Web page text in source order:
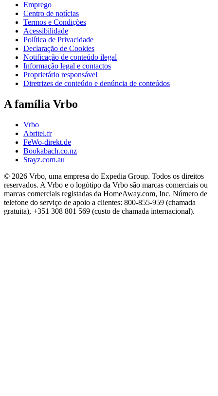
Emprego
Centro de notícias
Termos e Condições
Acessibilidade
Política de Privacidade
Declaração de Cookies
Notificação de conteúdo ilegal
Informação legal e contactos
Proprietário responsável
Diretrizes de conteúdo e denúncia de conteúdos
A família Vrbo
Vrbo
Abritel.fr
FeWo-direkt.de
Bookabach.co.nz
Stayz.com.au
© 2026 Vrbo, uma empresa do Expedia Group. Todos os direitos
reservados. A Vrbo e o logótipo da Vrbo são marcas comerciais ou
marcas comerciais registadas da HomeAway.com, Inc. Número de
telefone do serviço de apoio a clientes: 800-855-959 (chamada
gratuita), +351 308 801 569 (custo de chamada internacional).